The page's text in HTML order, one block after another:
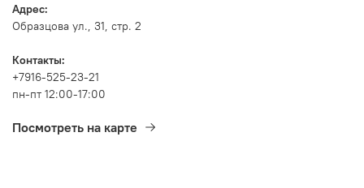
Адрес:
Образцова ул., 31, стр. 2
Контакты:
+7916-525-23-21
пн-пт 12:00-17:00
Посмотреть на карте